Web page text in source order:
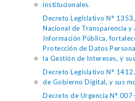
institucionales.
Decreto Legislativo N°
Nacional de Transparencia y
Información Pública,
Protección de Datos
la Gestión de Intereses, y
Decreto Legislativo N°
de Gobierno Digital, y sus
Decreto de Urgencia N°